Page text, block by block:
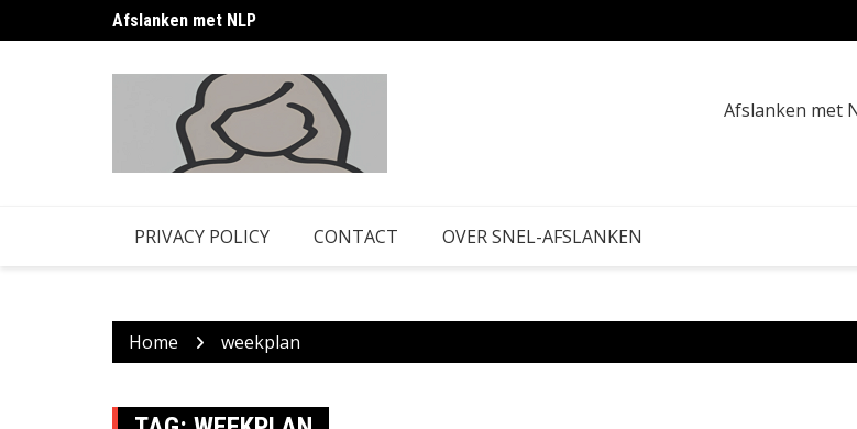
to
Afslanken met NLP
Afslanken met
PRIVACY POLICY CONTACT OVER SNEL-AFSLANKEN
Home weekplan